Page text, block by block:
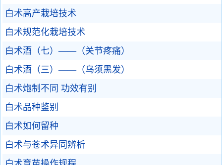
白术高产栽培技术
白术规范化栽培技术
白术酒（七）——（关节疼痛）
白术酒（三）——（乌须黑发）
白术炮制不同 功效有别
白术品种鉴别
白术如何留种
白术与苍术异同辨析